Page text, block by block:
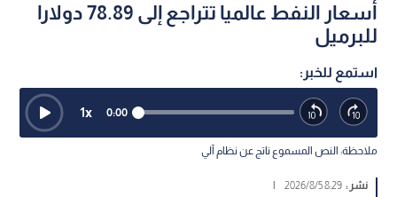
أسعار النفط عالميا تتراجع إلى 78.89 دولارا
للبرميل
استمع للخبر:
0:00
1x
ملاحظة: النص المسموع ناتج عن نظام آلي
نشر :8:29 2026/8/5
|